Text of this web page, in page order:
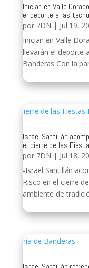
Inician en Valle
el deporte a las
por 7DN | Jul 19,
Inician en Valle
llevarán el deporte
Banderas Con la
Israel Santillán
el cierre de las
por 7DN | Jul 18,
-Israel Santillán
Risco en el cierre
ambiente de